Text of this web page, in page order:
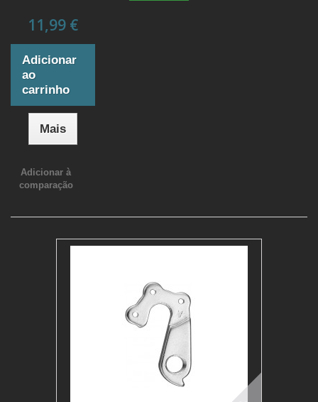
11,99 €
Adicionar
ao
carrinho
Mais
Adicionar à
comparação